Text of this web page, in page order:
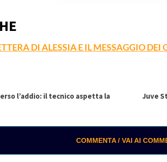
DI ALESSIA E IL MESSAGGIO DEI
l’addio: il tecnico aspetta la
Juve
COMMENTA / VAI AI